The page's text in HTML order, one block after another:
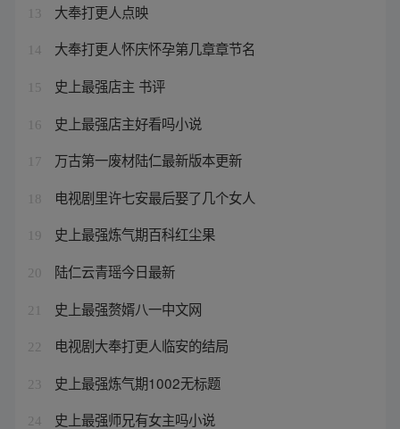
13 大奉打更人点映
14 大奉打更人怀庆怀孕第几章章节名
15 史上最强店主 书评
16 史上最强店主好看吗小说
17 万古第一废材陆仁最新版本更新
18 电视剧里许七安最后娶了几个女人
19 史上最强炼气期百科红尘果
20 陆仁云青瑶今日最新
21 史上最强赘婿八一中文网
22 电视剧大奉打更人临安的结局
23 史上最强炼气期1002无标题
24 史上最强师兄有女主吗小说